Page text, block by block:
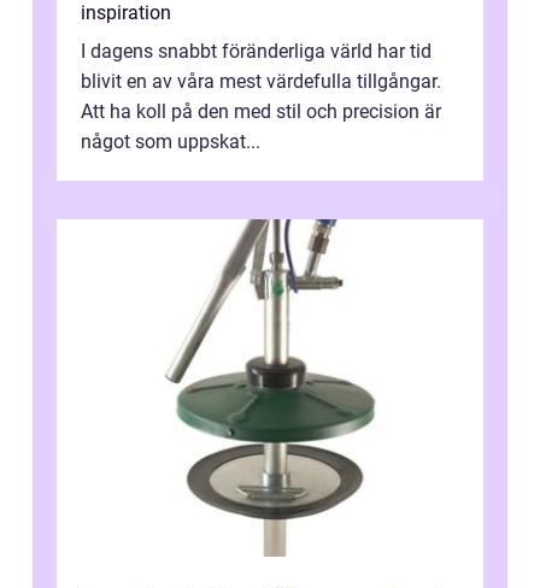
inspiration
I dagens snabbt föränderliga värld har tid
blivit en av våra mest värdefulla tillgångar.
Att ha koll på den med stil och precision är
något som uppskat...